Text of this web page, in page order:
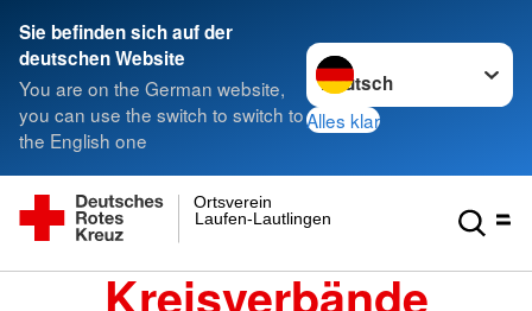
Sie befinden sich auf der
deutschen Website
You are on the German website,
you can use the switch to switch to
the English one
Sprache wechseln zu
Alles klar
Laufen-Lautlingen
Ortsverein
Kreisverbände